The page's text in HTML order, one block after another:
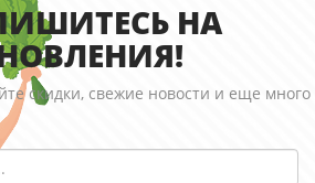
НА
скидки, свежие новости и еще много